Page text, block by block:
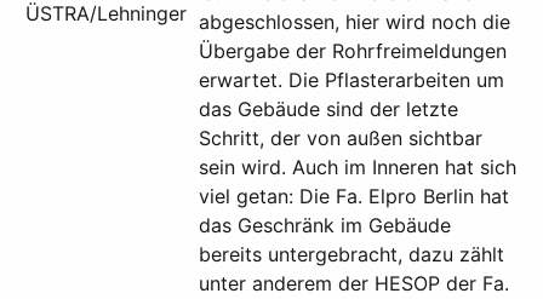
ÜSTRA/Lehninger abgeschlossen, hier wird noch die
Übergabe der Rohrfreimeldungen
erwartet. Die Pflasterarbeiten um
das Gebäude sind der letzte
Schritt, der von außen sichtbar
sein wird. Auch im Inneren hat sich
viel getan: Die Fa. Elpro Berlin hat
das Geschränk im Gebäude
bereits untergebracht, dazu zählt
unter anderem der HESOP der Fa.